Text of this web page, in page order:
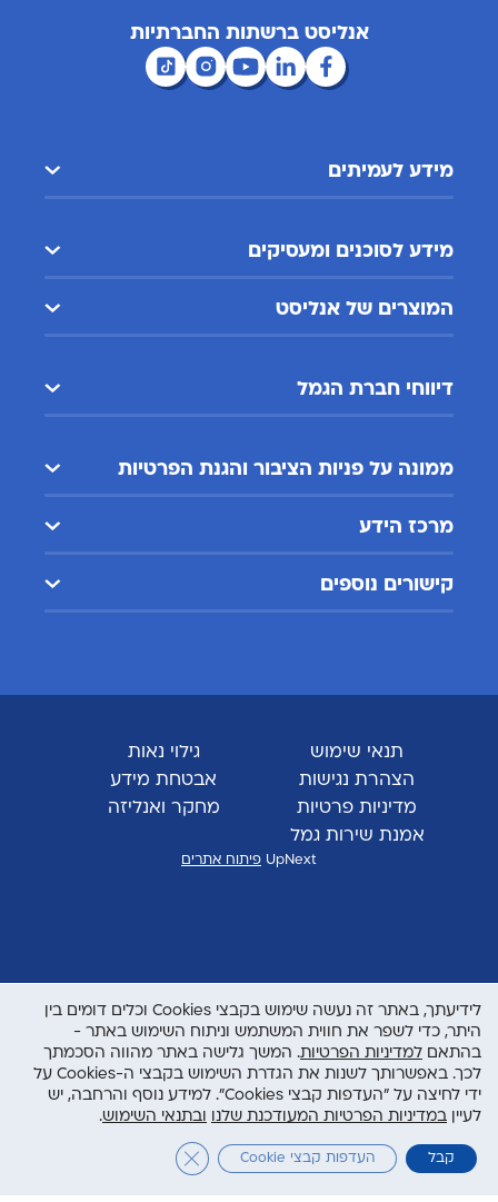
אנליסט ברשתות החברתיות
מידע לעמיתים
מידע לסוכנים ומעסיקים
המוצרים של אנליסט
דיווחי חברת הגמל
ממונה על פניות הציבור והגנת הפרטיות
מרכז הידע
קישורים נוספים
תנאי שימוש
גילוי נאות
הצהרת נגישות
אבטחת מידע
מדיניות פרטיות
מחקר ואנליזה
אמנת שירות גמל
UpNext פיתוח אתרים
לידיעתך, באתר זה נעשה שימוש בקבצי Cookies וכלים דומים בין
היתר, כדי לשפר את חווית המשתמש וניתוח השימוש באתר -
בהתאם למדיניות הפרטיות. המשך גלישה באתר מהווה הסכמתך
לכך. באפשרותך לשנות את הגדרת השימוש בקבצי ה-Cookies על
ידי לחיצה על "העדפות קבצי Cookies". למידע נוסף והרחבה, יש
לעיין במדיניות הפרטיות המעודכנת שלנו ובתנאי השימוש.
קבל העדפות קבצי Cookie Close GDPR Cookie Banner